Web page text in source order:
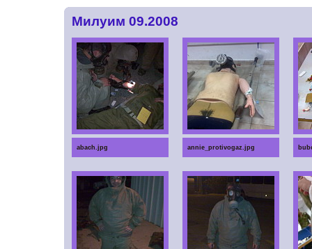
Милуим 09.2008
abach.jpg annie_protivogaz.jpg